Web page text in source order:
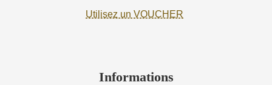
Utilisez un VOUCHER
Informations